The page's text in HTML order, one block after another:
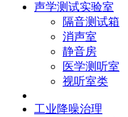
声学测试实验室
隔音测试箱
消声室
静音房
医学测听室
视听室类
工业降噪治理